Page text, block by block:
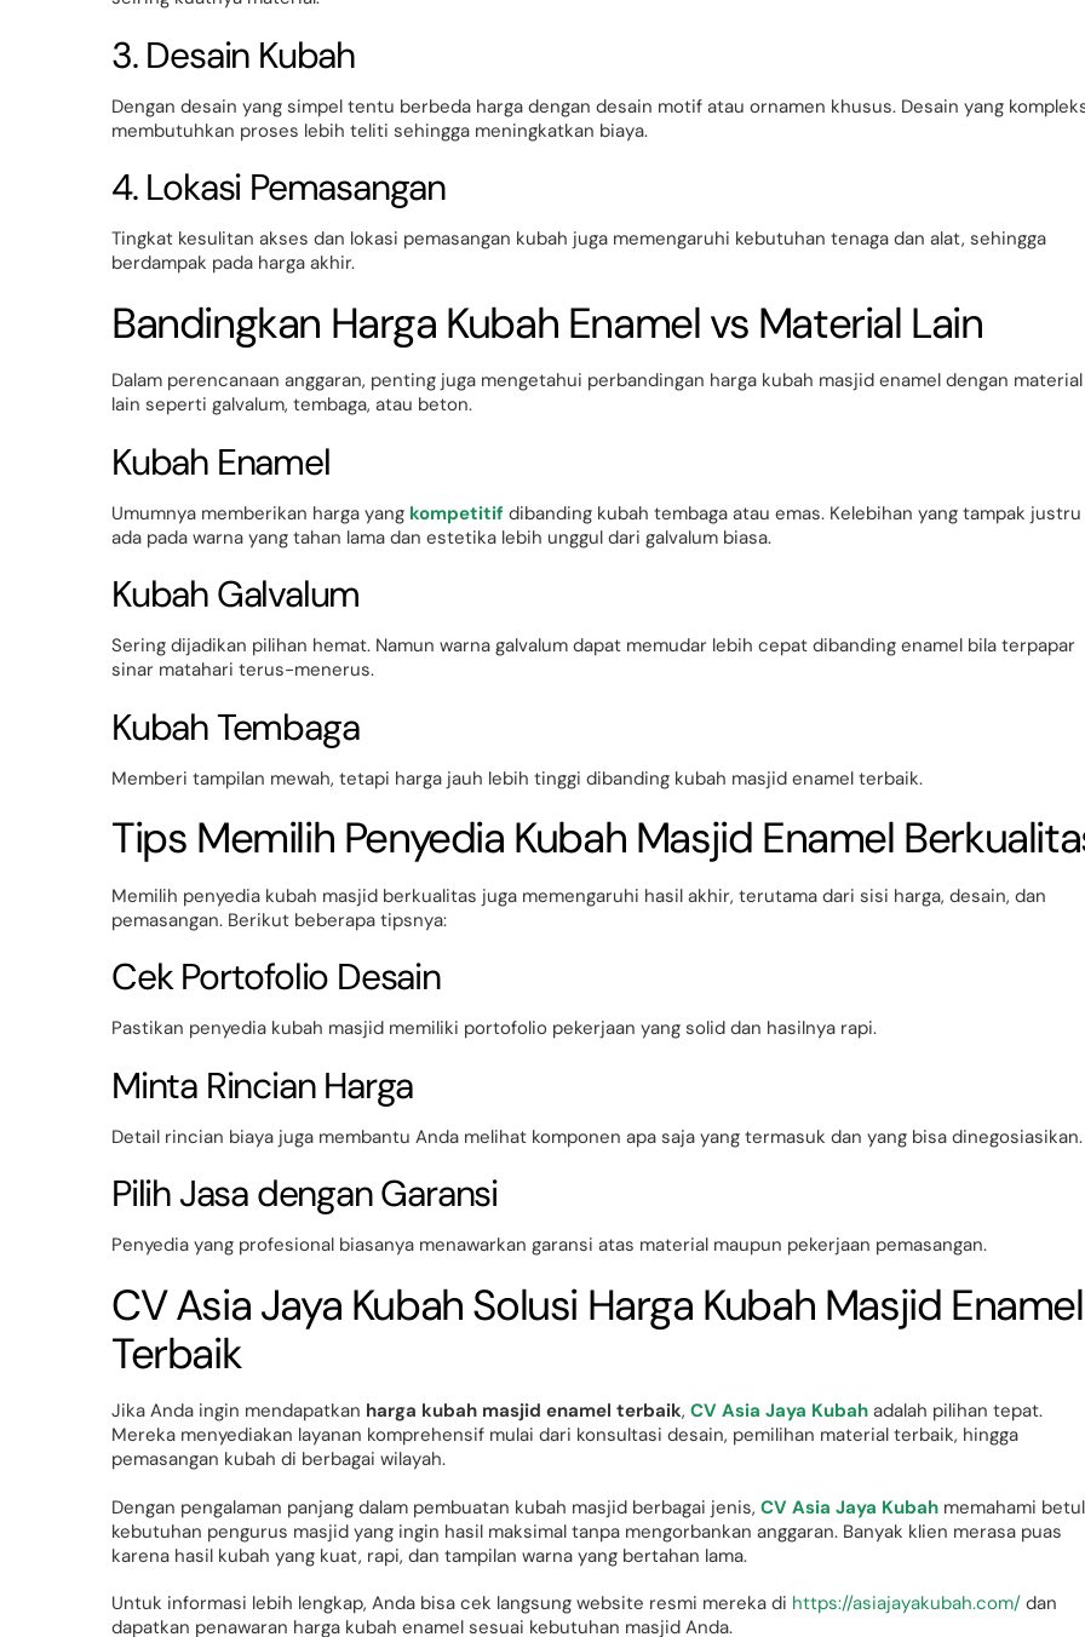
3. Desain Kubah
Dengan desain yang simpel tentu berbeda harga dengan desain motif atau ornamen khusus. Desain yang
membutuhkan proses lebih teliti sehingga meningkatkan biaya.
4. Lokasi Pemasangan
Tingkat kesulitan akses dan lokasi pemasangan kubah juga memengaruhi kebutuhan tenaga dan alat, sehingga
berdampak pada harga akhir.
Bandingkan Harga Kubah Enamel vs Material Lain
Dalam perencanaan anggaran, penting juga mengetahui perbandingan harga kubah masjid enamel dengan material
lain seperti galvalum, tembaga, atau beton.
Kubah Enamel
Umumnya memberikan harga yang kompetitif dibanding kubah tembaga atau emas. Kelebihan yang tampak justru
ada pada warna yang tahan lama dan estetika lebih unggul dari galvalum biasa.
Kubah Galvalum
Sering dijadikan pilihan hemat. Namun warna galvalum dapat memudar lebih cepat dibanding enamel bila terpapar
sinar matahari terus-menerus.
Kubah Tembaga
Memberi tampilan mewah, tetapi harga jauh lebih tinggi dibanding kubah masjid enamel terbaik.
Tips Memilih Penyedia Kubah Masjid Enamel
Memilih penyedia kubah masjid berkualitas juga memengaruhi hasil akhir, terutama dari sisi harga, desain, dan
pemasangan. Berikut beberapa tipsnya:
Cek Portofolio Desain
Pastikan penyedia kubah masjid memiliki portofolio pekerjaan yang solid dan hasilnya rapi.
Minta Rincian Harga
Detail rincian biaya juga membantu Anda melihat komponen apa saja yang termasuk dan yang bisa dinegosiasikan.
Pilih Jasa dengan Garansi
Penyedia yang profesional biasanya menawarkan garansi atas material maupun pekerjaan pemasangan.
CV Asia Jaya Kubah Solusi Harga Kubah Masjid Enamel
Terbaik
Jika Anda ingin mendapatkan harga kubah masjid enamel terbaik, CV Asia Jaya Kubah adalah pilihan tepat.
Mereka menyediakan layanan komprehensif mulai dari konsultasi desain, pemilihan material terbaik, hingga
pemasangan kubah di berbagai wilayah.
Dengan pengalaman panjang dalam pembuatan kubah masjid berbagai jenis, CV Asia Jaya Kubah memahami betul
kebutuhan pengurus masjid yang ingin hasil maksimal tanpa mengorbankan anggaran. Banyak klien merasa puas
karena hasil kubah yang kuat, rapi, dan tampilan warna yang bertahan lama.
Untuk informasi lebih lengkap, Anda bisa cek langsung website resmi mereka di https://asiajayakubah.com/ dan
dapatkan penawaran harga kubah enamel sesuai kebutuhan masjid Anda.